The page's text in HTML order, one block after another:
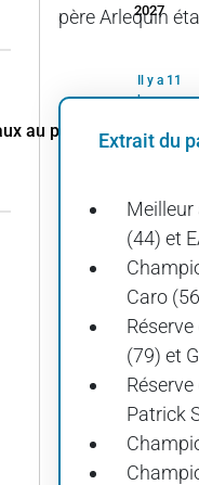
père Arlequin
Extrait du
Meilleur
(44) et
Caro
(79) et
Patrick
2027
Il y a 11
heures
Technique
rime avec